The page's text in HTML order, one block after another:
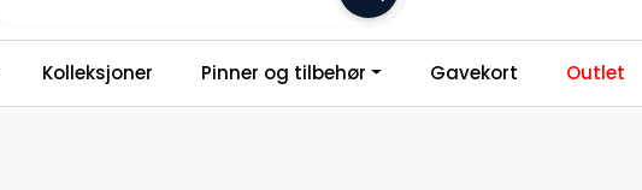
Kundeservice
Kolleksjoner Pinner og tilbehør Gavekort Outlet